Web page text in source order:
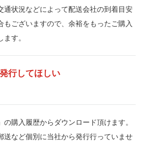
通状況などによって配送会社の到着目安
もございますので、余裕をもったご購入
す。
行してほしい
の購入履歴からダウンロード頂けます。
送など個別に当社から発行行っていませ